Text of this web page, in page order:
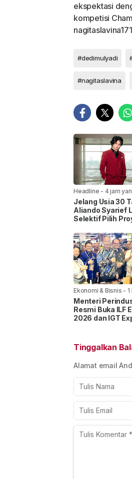
ekspektasi
kompetisi
#dedimulyadi
#nagitaslavina
Headline - 4 jam
Jelang Usia 30
Aliando Syarief
Selektif Pilih
Waktu
Ekonomi & Bisnis - 1
yang lalu
Menteri
Resmi Buka ILF
2026 dan IGT
Tembus Pasar
Tinggalkan
Alamat email